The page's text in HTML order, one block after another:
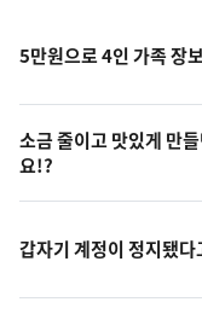
5만원으로 4인 가족 장
소금 줄이고 맛있게 만
요!?
갑자기 계정이 정지됐다